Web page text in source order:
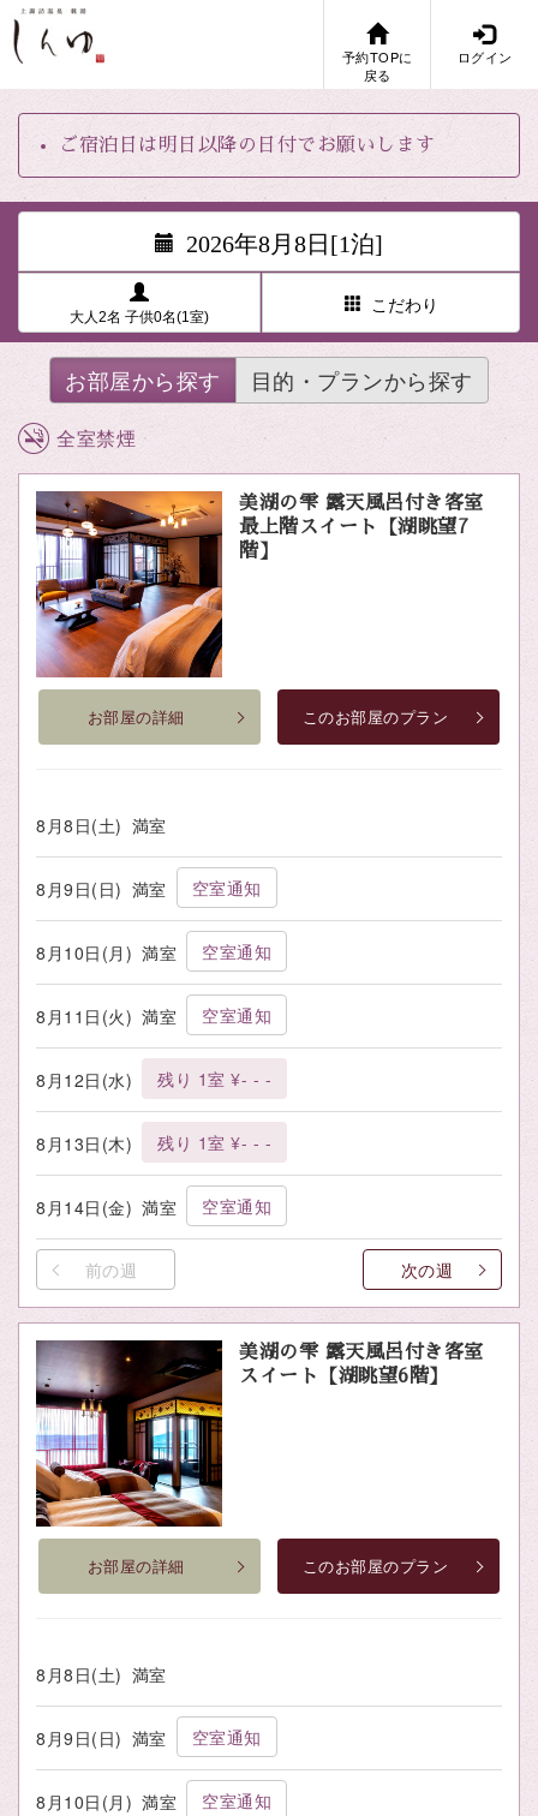
予約TOPに
戻る
ログイン
ご宿泊日は明日以降の日付でお願いします
2026年8月8日[1泊]
大人2名 子供0名(1室)
こだわり
お部屋から探す 目的・プランから探す
全室禁煙
美湖の雫 露天風呂付き客室
最上階スイート【湖眺望7
階】
お部屋の詳細 このお部屋のプラン
8月8日(土) 満室
8月9日(日) 満室 空室通知
8月10日(月) 満室 空室通知
8月11日(火) 満室 空室通知
8月12日(水) 残り 1室 ¥- - -
8月13日(木) 残り 1室 ¥- - -
8月14日(金) 満室 空室通知
前の週 次の週
美湖の雫 露天風呂付き客室
スイート【湖眺望6階】
お部屋の詳細 このお部屋のプラン
8月8日(土) 満室
8月9日(日) 満室 空室通知
8月10日(月) 満室 空室通知